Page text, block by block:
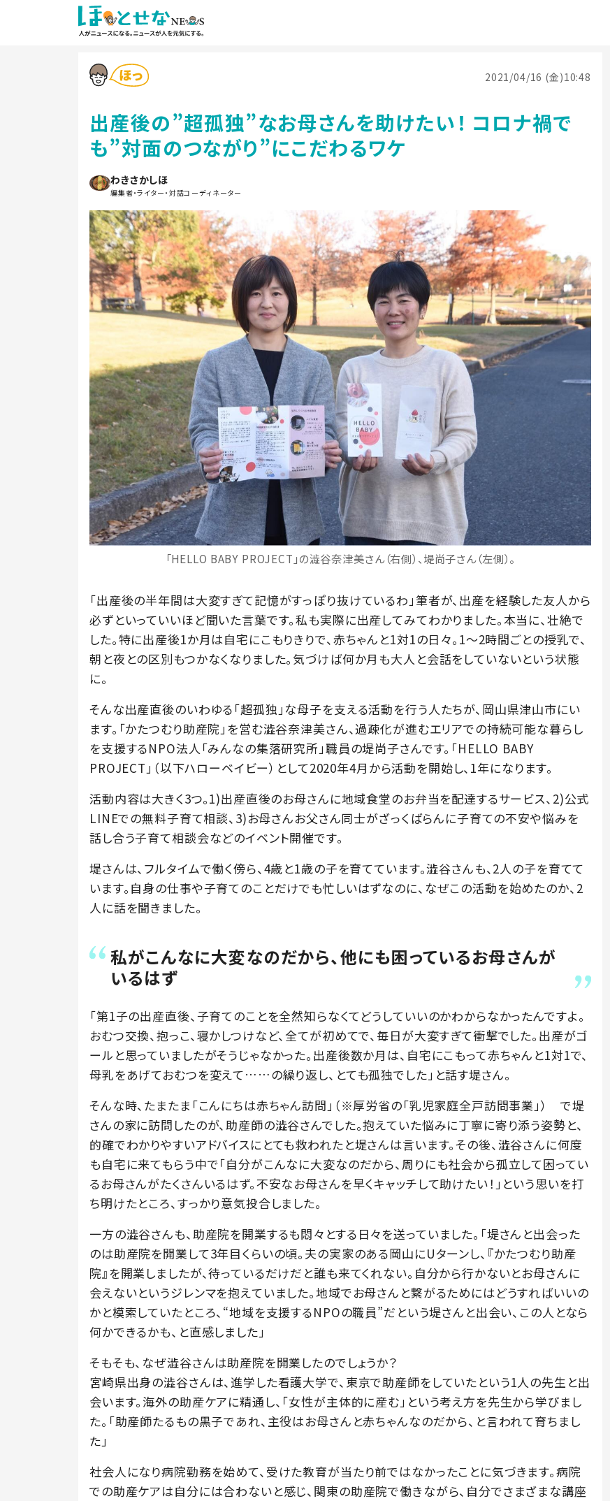
2021/04/16 (金)10:48
出産後の”超孤独”なお母さんを助けたい！ コロナ禍で
も”対面のつながり”にこだわるワケ
わきさかしほ
編集者・ライター・対話コーディネーター
「HELLO BABY PROJECT」の澁谷奈津美さん（右側）、堤尚子さん（左側）。
「出産後の半年間は大変すぎて記憶がすっぽり抜けているわ」筆者が、出産を経験した友人から
必ずといっていいほど聞いた言葉です。私も実際に出産してみてわかりました。本当に、壮絶で
した。特に出産後1か月は自宅にこもりきりで、赤ちゃんと1対1の日々。1〜2時間ごとの授乳で、
朝と夜との区別もつかなくなりました。気づけば何か月も大人と会話をしていないという状態
に。
そんな出産直後のいわゆる「超孤独」な母子を支える活動を行う人たちが、岡山県津山市にい
ます。「かたつむり助産院」を営む澁谷奈津美さん、過疎化が進むエリアでの持続可能な暮らし
を支援するNPO法人「みんなの集落研究所」職員の堤尚子さんです。「HELLO BABY
PROJECT」（以下ハローベイビー）として2020年4月から活動を開始し、1年になります。
活動内容は大きく3つ。1)出産直後のお母さんに地域食堂のお弁当を配達するサービス、2)公式
LINEでの無料子育て相談、3)お母さんお父さん同士がざっくばらんに子育ての不安や悩みを
話し合う子育て相談会などのイベント開催です。
堤さんは、フルタイムで働く傍ら、4歳と1歳の子を育てています。澁谷さんも、2人の子を育てて
います。自身の仕事や子育てのことだけでも忙しいはずなのに、なぜこの活動を始めたのか、2
人に話を聞きました。
私がこんなに大変なのだから、他にも困っているお母さんが
いるはず
「第1子の出産直後、子育てのことを全然知らなくてどうしていいのかわからなかったんですよ。
おむつ交換、抱っこ、寝かしつけなど、全てが初めてで、毎日が大変すぎて衝撃でした。出産がゴ
ールと思っていましたがそうじゃなかった。出産後数か月は、自宅にこもって赤ちゃんと1対1で、
母乳をあげておむつを変えて……の繰り返し、とても孤独でした」と話す堤さん。
そんな時、たまたま「こんにちは赤ちゃん訪問」（※厚労省の「乳児家庭全戸訪問事業」） で堤
さんの家に訪問したのが、助産師の澁谷さんでした。抱えていた悩みに丁寧に寄り添う姿勢と、
的確でわかりやすいアドバイスにとても救われたと堤さんは言います。その後、澁谷さんに何度
も自宅に来てもらう中で「自分がこんなに大変なのだから、周りにも社会から孤立して困ってい
るお母さんがたくさんいるはず。不安なお母さんを早くキャッチして助けたい！」という思いを打
ち明けたところ、すっかり意気投合しました。
一方の澁谷さんも、助産院を開業するも悶々とする日々を送っていました。「堤さんと出会った
のは助産院を開業して3年目くらいの頃。夫の実家のある岡山にUターンし、『かたつむり助産
院』を開業しましたが、待っているだけだと誰も来てくれない。自分から行かないとお母さんに
会えないというジレンマを抱えていました。地域でお母さんと繋がるためにはどうすればいいの
かと模索していたところ、“地域を支援するNPOの職員”だという堤さんと出会い、この人となら
何かできるかも、と直感しました」
そもそも、なぜ澁谷さんは助産院を開業したのでしょうか？
宮崎県出身の澁谷さんは、進学した看護大学で、東京で助産師をしていたという1人の先生と出
会います。海外の助産ケアに精通し、「女性が主体的に産む」という考え方を先生から学びまし
た。「助産師たるもの黒子であれ、主役はお母さんと赤ちゃんなのだから、と言われて育ちまし
た」
社会人になり病院勤務を始めて、受けた教育が当たり前ではなかったことに気づきます。病院
での助産ケアは自分には合わないと感じ、関東の助産院で働きながら、自分でさまざまな講座